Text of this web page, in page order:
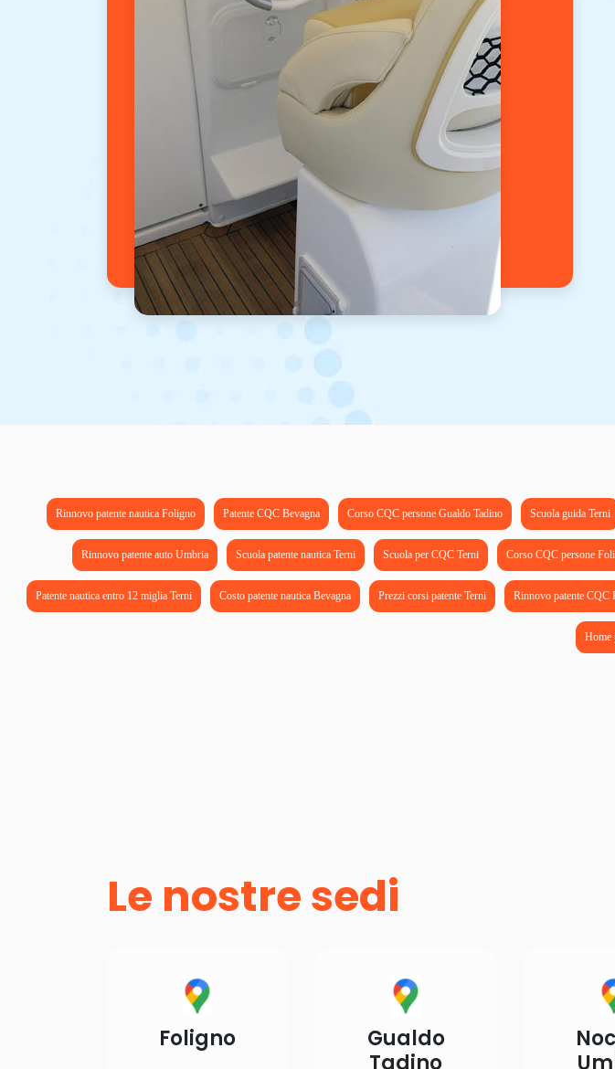
Rinnovo patente nautica Foligno Patente CQC Bevagna Corso CQC persone Gualdo Tadino Scuola guida Terni
Rinnovo patente auto Umbria Scuola patente nautica Terni Scuola per CQC Terni Corso CQC persone
Patente nautica entro 12 miglia Terni Costo patente nautica Bevagna Prezzi corsi patente Terni Rinnovo patente CQC
Home
Le nostre sedi
Foligno
Gualdo
Tadino